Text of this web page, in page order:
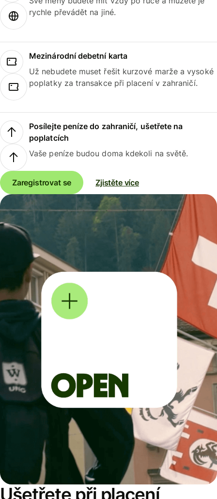
rychle převádět na jiné.
Mezinárodní debetní karta
Už nebudete muset řešit kurzové marže a vysoké
poplatky za transakce při placení v zahraničí.
Posílejte peníze do zahraničí, ušetřete na
poplatcích
Vaše peníze budou doma kdekoli na světě.
Zaregistrovat se Zjistěte více
Ušetřete při placení,